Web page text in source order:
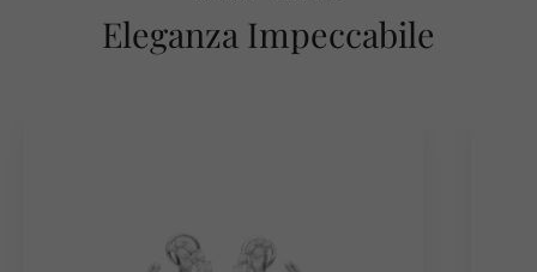
Eleganza Impeccabile